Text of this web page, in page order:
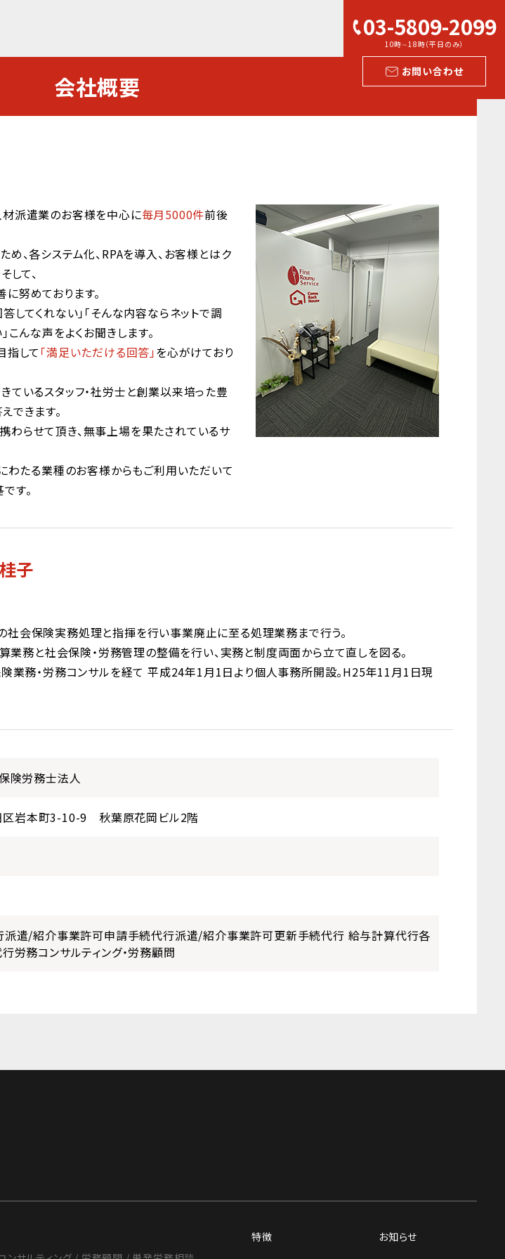
03-5809-2099
10時∼18時（平日のみ）
お問い合わせ
会社概要
派遣業のお客様を中心に毎月5000件前後
、各システム化、RPAを導入、お客様とはク
して、
努めております。
してくれない」「そんな内容ならネットで調
んな声をよくお聞きします。
指して 「満足いただける回答」を心がけており
いるスタッフ・社労士と創業以来培った豊
できます。
らせて頂き、無事上場を果たされているサ
わたる業種のお客様からもご利用いただいて
す。
子
会保険実務処理と指揮を行い事業廃止に至る処理業務まで行う。
務と社会保険・労務管理の整備を行い、実務と制度両面から立て直しを図る。
業務・労務コンサルを経て 平成24年1月1日より個人事務所開設。H25年11月1日現
険労務士法人
岩本町3-10-9 秋葉原花岡ビル2階
派遣/紹介事業許可申請手続代行派遣/紹介事業許可更新手続代行 給与計算代行各
務コンサルティング・労務顧問
特徴 お知らせ